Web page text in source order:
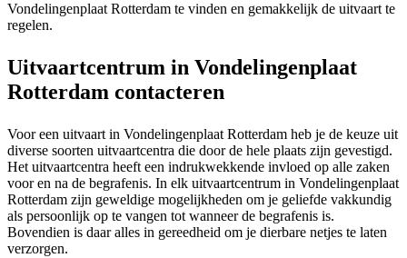
Vondelingenplaat Rotterdam te vinden en gemakkelijk de uitvaart te
regelen.
Uitvaartcentrum in Vondelingenplaat
Rotterdam contacteren
Voor een uitvaart in Vondelingenplaat Rotterdam heb je de keuze uit
diverse soorten uitvaartcentra die door de hele plaats zijn gevestigd.
Het uitvaartcentra heeft een indrukwekkende invloed op alle zaken
voor en na de begrafenis. In elk uitvaartcentrum in Vondelingenplaat
Rotterdam zijn geweldige mogelijkheden om je geliefde vakkundig
als persoonlijk op te vangen tot wanneer de begrafenis is.
Bovendien is daar alles in gereedheid om je dierbare netjes te laten
verzorgen.